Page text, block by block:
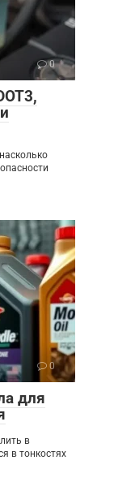
0
0
для
в
в тонкостях